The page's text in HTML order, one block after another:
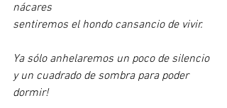
nácares
sentiremos el hondo cansancio de vivir.
Ya sólo anhelaremos un poco de silencio
y un cuadrado de sombra para poder
dormir!